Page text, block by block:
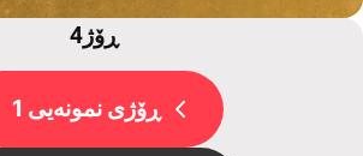
4ڕۆژ
ڕۆژی نمونەیی 1